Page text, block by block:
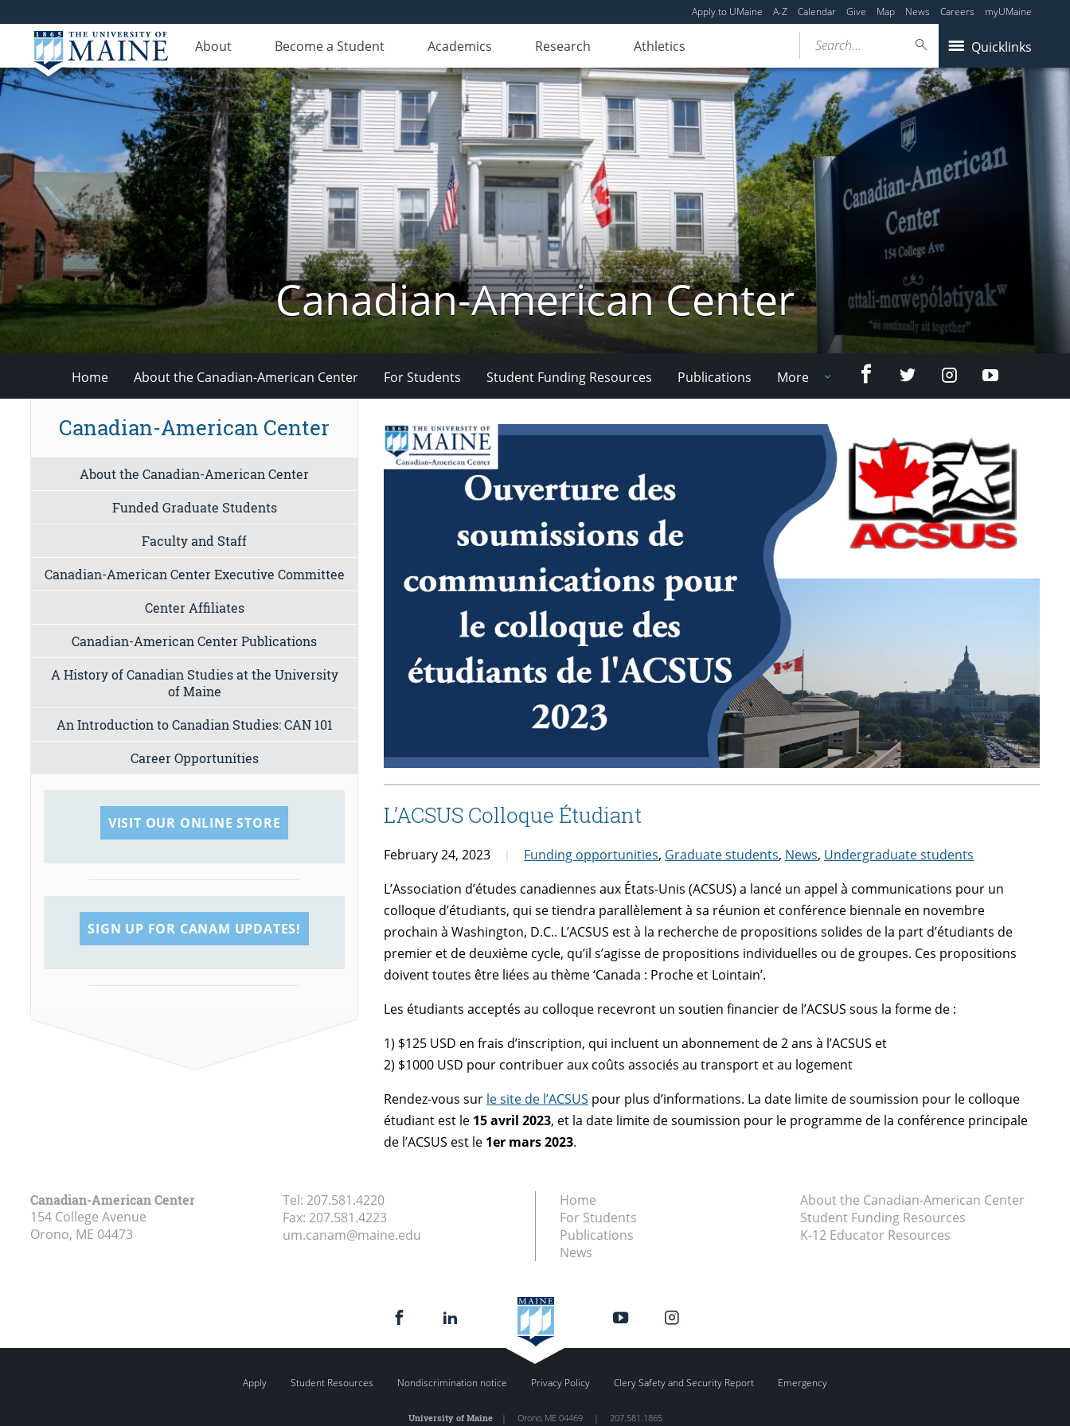
Apply to UMaine A-Z Calendar Give Map News Careers myUMaine
About Become a Student Academics Research Athletics Quicklinks
Search...
Canadian-American Center
Home About the Canadian-American Center For Students Student Funding Resources Publications More FacebookTwitter InstagramYouTube
L’ACSUS Colloque Étudiant
February 24, 2023 Funding opportunities, Graduate students, News, Undergraduate students
L’Association d’études canadiennes aux États-Unis (ACSUS) a lancé un appel à communications pour un
colloque d’étudiants, qui se tiendra parallèlement à sa réunion et conférence biennale en novembre
prochain à Washington, D.C.. L’ACSUS est à la recherche de propositions solides de la part d’étudiants de
premier et de deuxième cycle, qu’il s’agisse de propositions individuelles ou de groupes. Ces propositions
doivent toutes être liées au thème ‘Canada : Proche et Lointain’.
Les étudiants acceptés au colloque recevront un soutien financier de l’ACSUS sous la forme de :
1) $125 USD en frais d’inscription, qui incluent un abonnement de 2 ans à l’ACSUS et
2) $1000 USD pour contribuer aux coûts associés au transport et au logement
Rendez-vous sur le site de l’ACSUS pour plus d’informations. La date limite de soumission pour le colloque
étudiant est le 15 avril 2023, et la date limite de soumission pour le programme de la conférence principale
de l’ACSUS est le 1er mars 2023.
Canadian-American Center
About the Canadian-American Center
Funded Graduate Students
Faculty and Staff
Canadian-American Center Executive Committee
Center Affiliates
Canadian-American Center Publications
A History of Canadian Studies at the University
of Maine
An Introduction to Canadian Studies: CAN 101
Career Opportunities
VISIT OUR ONLINE STORE
SIGN UP FOR CANAM UPDATES!
Canadian-American Center
154 College Avenue
Orono, ME 04473
Tel: 207.581.4220
Fax: 207.581.4223
um.canam@maine.edu
Home
About the Canadian-American Center
For Students
Student Funding Resources
Publications
K-12 Educator Resources
News
Apply Student Resources Nondiscrimination notice Privacy Policy Clery Safety and Security Report Emergency
University of Maine| Orono, ME 04469 | 207.581.1865